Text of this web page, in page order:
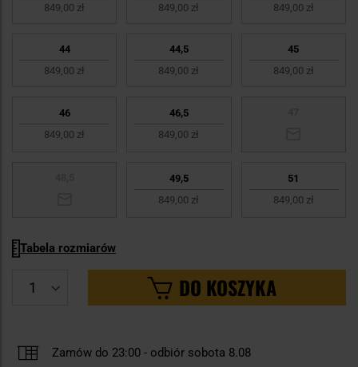
849,00 zł
849,00 zł
849,00 zł
44
849,00 zł
44,5
849,00 zł
45
849,00 zł
46
849,00 zł
46,5
849,00 zł
49,5
849,00 zł
51
849,00 zł
Tabela rozmiarów
DO KOSZYKA
Zamów do 23:00 - odbiór sobota 8.08